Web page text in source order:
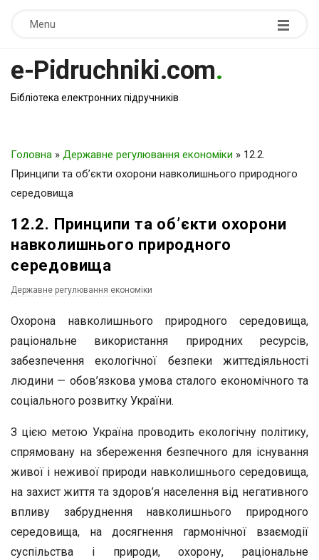
Menu
e-Pidruchniki.com.
Бібліотека електронних підручників
Головна » Державне регулювання економіки » 12.2.
Принципи та об’єкти охорони навколишнього природного
середовища
12.2. Принципи та об’єкти охорони
навколишнього природного
середовища
Державне регулювання економіки
Охорона навколишнього природного середовища,
раціональне використання природних ресурсів,
забезпечення екологічної безпеки життєдіяльності
людини — обов’язкова умова сталого економічного та
соціального розвитку України.
З цією метою Україна проводить екологічну політику,
спрямовану на збереження безпечного для існування
живої і неживої природи навколишнього середовища,
на захист життя та здоров’я населення від негативного
впливу забруднення навколишнього природного
середовища, на досягнення гармонічної взаємодії
суспільства і природи, охорону, раціональне